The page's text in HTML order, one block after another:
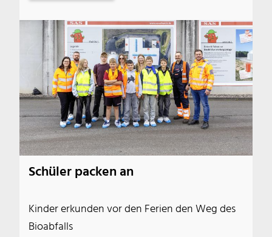
Schüler packen an
Kinder erkunden vor den Ferien den Weg des
Bioabfalls